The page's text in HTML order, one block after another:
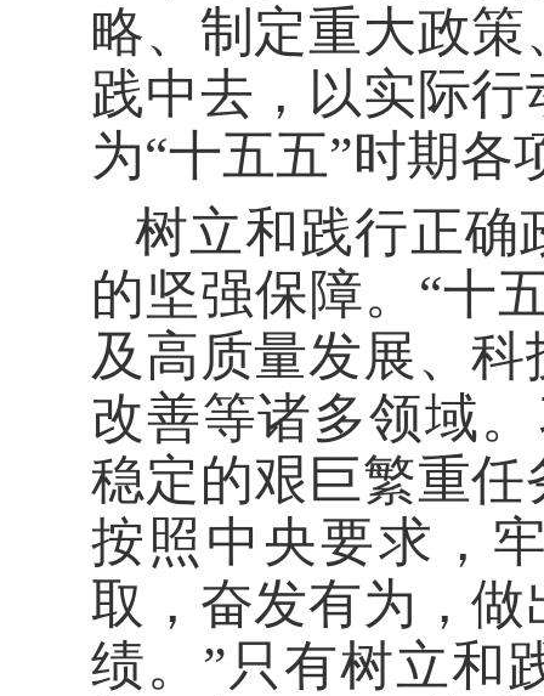
略、制定重大政
践中去，以实际
为“十五五”时期各
树立和践行正确
的坚强保障。“十
及高质量发展、
改善等诸多领域
稳定的艰巨繁重
按照中央要求，
取，奋发有为，
绩。”只有树立和